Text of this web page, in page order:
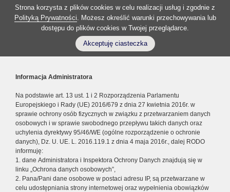
Strona korzysta z plików cookies w celu realizacji usług i zgodnie z
Polityką Prywatności. Możesz określić warunki przechowywania lub
dostępu do plików cookies w Twojej przeglądarce.
Akceptuję ciasteczka
Informacja Administratora
Na podstawie art. 13 ust. 1 i 2 Rozporządzenia Parlamentu
Europejskiego i Rady (UE) 2016/679 z dnia 27 kwietnia 2016r. w
sprawie ochrony osób fizycznych w związku z przetwarzaniem danych
osobowych i w sprawie swobodnego przepływu takich danych oraz
uchylenia dyrektywy 95/46/WE (ogólne rozporządzenie o ochronie
danych), Dz. U. UE. L. 2016.119.1 z dnia 4 maja 2016r., dalej RODO
informuję:
1. dane Administratora i Inspektora Ochrony Danych znajdują się w
linku „Ochrona danych osobowych”,
2. Pana/Pani dane osobowe w postaci adresu IP, są przetwarzane w
celu udostępniania strony internetowej oraz wypełnienia obowiązków